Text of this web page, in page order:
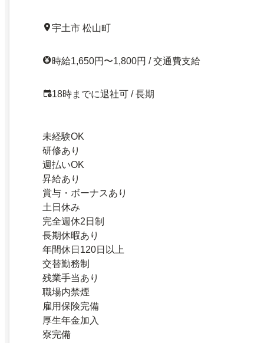
宇土市 松山町
時給1,650円〜1,800円 / 交通費支給
18時までに退社可 / 長期
未経験OK
研修あり
週払いOK
昇給あり
賞与・ボーナスあり
土日休み
完全週休2日制
長期休暇あり
年間休日120日以上
交替勤務制
残業手当あり
職場内禁煙
雇用保険完備
厚生年金加入
寮完備